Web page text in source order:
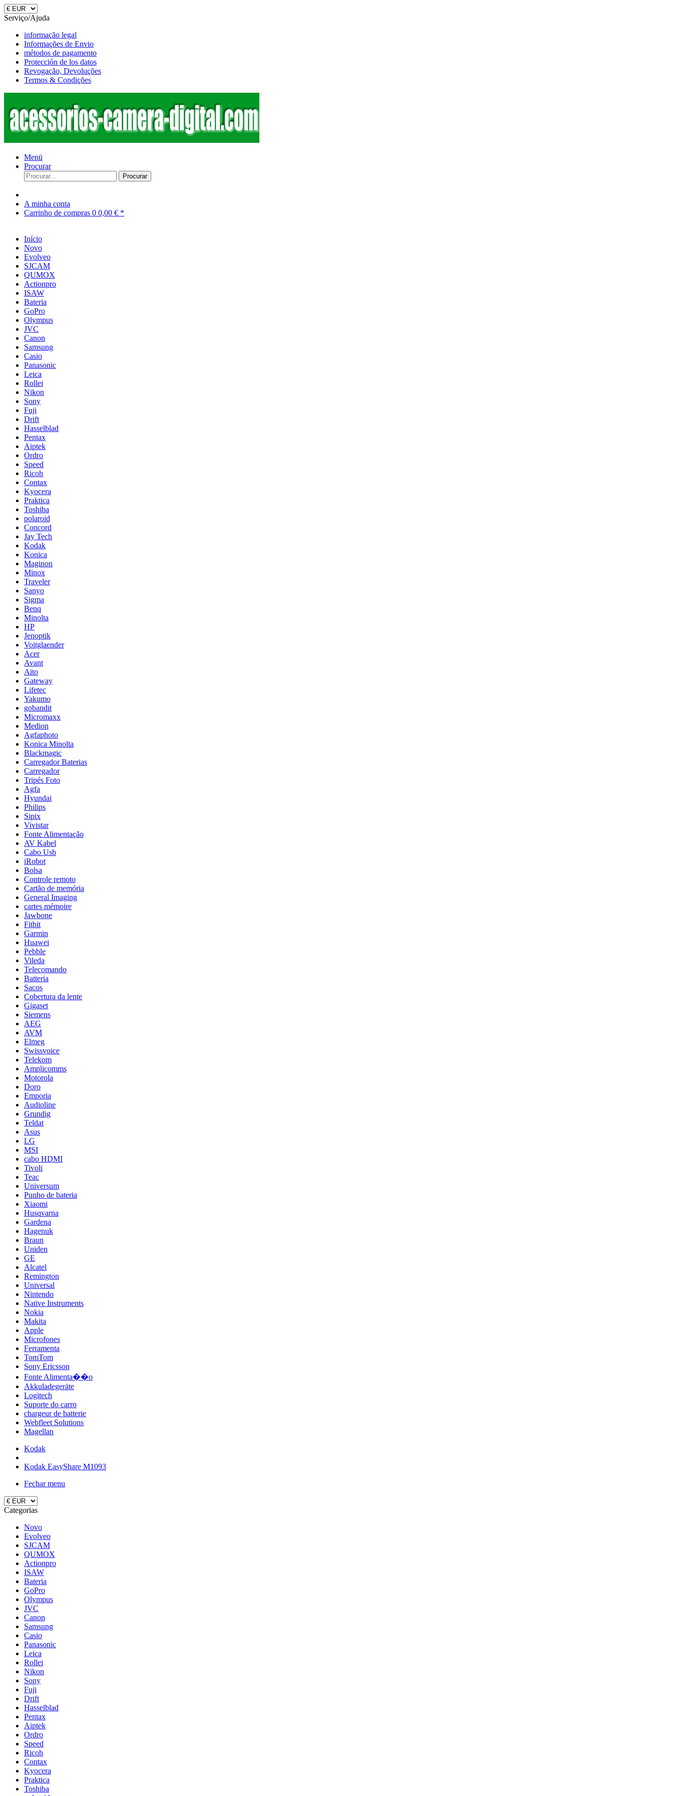
Serviço/Ajuda
informação legal
Informações de Envio
métodos de pagamento
Protección de los datos
Revogação, Devoluções
Termos & Condições
Menü
Procurar
Procurar
A minha conta
Carrinho de compras 0 0,00 € *
Início
Novo
Evolveo
SJCAM
QUMOX
Actionpro
ISAW
Bateria
GoPro
Olympus
JVC
Canon
Samsung
Casio
Panasonic
Leica
Rollei
Nikon
Sony
Fuji
Drift
Hasselblad
Pentax
Aiptek
Ordro
Speed
Ricoh
Contax
Kyocera
Praktica
Toshiba
polaroid
Concord
Jay Tech
Kodak
Konica
Maginon
Minox
Traveler
Sanyo
Sigma
Benq
Minolta
HP
Jenoptik
Voitglaender
Acer
Avant
Aito
Gateway
Lifetec
Yakumo
gobandit
Micromaxx
Medion
Agfaphoto
Konica Minolta
Blackmagic
Carregador Baterias
Carregador
Tripés Foto
Agfa
Hyundai
Philips
Sipix
Vivistar
Fonte Alimentação
AV Kabel
Cabo Usb
iRobot
Bolsa
Controle remoto
Cartão de memória
General Imaging
cartes mémoire
Jawbone
Fitbit
Garmin
Huawei
Pebble
Vileda
Telecomando
Batteria
Sacos
Cobertura da lente
Gigaset
Siemens
AEG
AVM
Elmeg
Swissvoice
Telekom
Amplicomms
Motorola
Doro
Emporia
Audioline
Grundig
Teldat
Asus
LG
MSI
cabo HDMI
Tivoli
Teac
Universum
Punho de bateria
Xiaomi
Husqvarna
Gardena
Hagenuk
Braun
Uniden
GE
Alcatel
Remington
Universal
Nintendo
Native Instruments
Nokia
Makita
Apple
Microfones
Ferramenta
TomTom
Sony Ericsson
Fonte Alimenta��o
Akkuladegeräte
Logitech
Suporte do carro
chargeur de batterie
Webfleet Solutions
Magellan
Kodak
Kodak EasyShare M1093
Fechar menu
Categorias
Novo
Evolveo
SJCAM
QUMOX
Actionpro
ISAW
Bateria
GoPro
Olympus
JVC
Canon
Samsung
Casio
Panasonic
Leica
Rollei
Nikon
Sony
Fuji
Drift
Hasselblad
Pentax
Aiptek
Ordro
Speed
Ricoh
Contax
Kyocera
Praktica
Toshiba